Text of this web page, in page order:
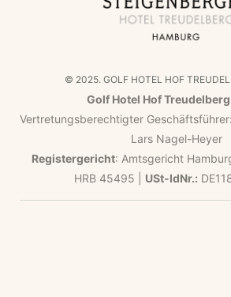
© 2025. GOLF HOTEL HOF
Golf Hotel Hof
Vertretungsberechtigter
Lars Nagel-Heyer
Registergericht: Amtsgericht
HRB 45495 | USt-IdNr.: